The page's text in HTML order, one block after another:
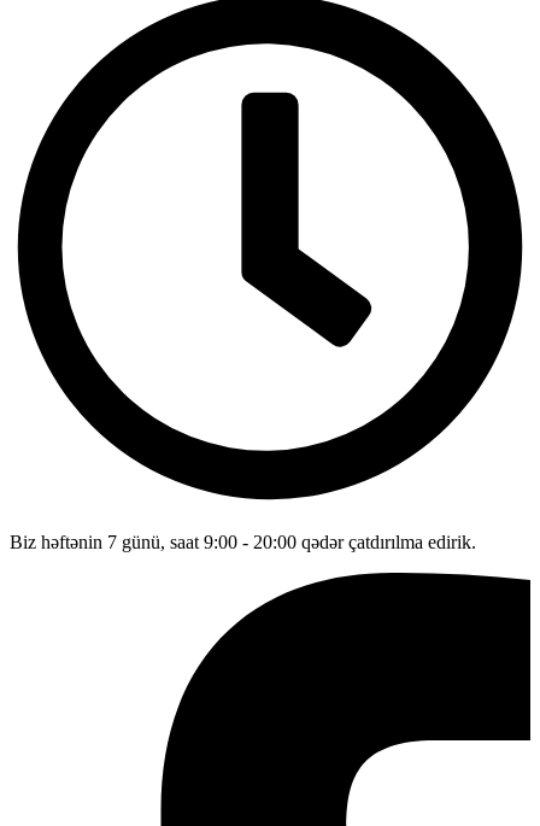
Biz həftənin 7 günü, saat 9:00 - 20:00 qədər çatdırılma edirik.